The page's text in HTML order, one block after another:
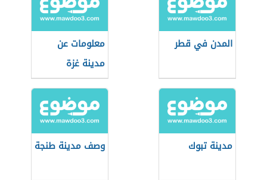
المدن في قطر
معلومات عن
مدينة غزة
مدينة تبوك وصف مدينة طنجة